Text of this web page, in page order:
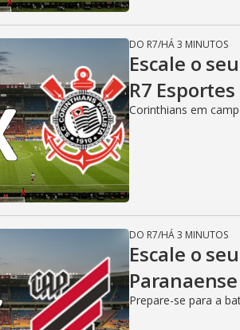
DO R7/HÁ 3 MINUTOS
Escale o
R7 Esportes
Corinthians em
DO R7/HÁ 3 MINUTOS
Escale o
Prepare-se para a